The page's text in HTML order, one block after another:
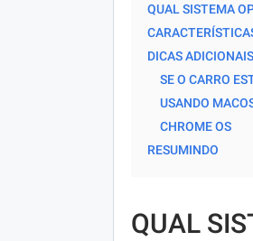
QUAL SISTEMA
DICAS
SE O CARRO
USANDO
CHROME OS
RESUMINDO
QUAL